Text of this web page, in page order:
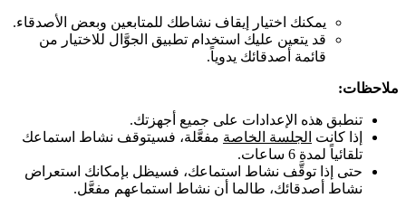
يمكنك اختيار إيقاف نشاطك للمتابعين وبعض الأصدقاء.
قد يتعين عليك استخدام تطبيق الجوَّال للاختيار من
قائمة أصدقائك يدوياً.
ملاحظات:
تنطبق هذه الإعدادات على جميع أجهزتك.
إذا كانت الجلسة الخاصة مفعَّلة، فسيتوقف نشاط استماعك
تلقائياً لمدة 6 ساعات.
حتى إذا توقَّف نشاط استماعك، فسيظل بإمكانك استعراض
نشاط أصدقائك، طالما أن نشاط استماعهم مفعَّل.